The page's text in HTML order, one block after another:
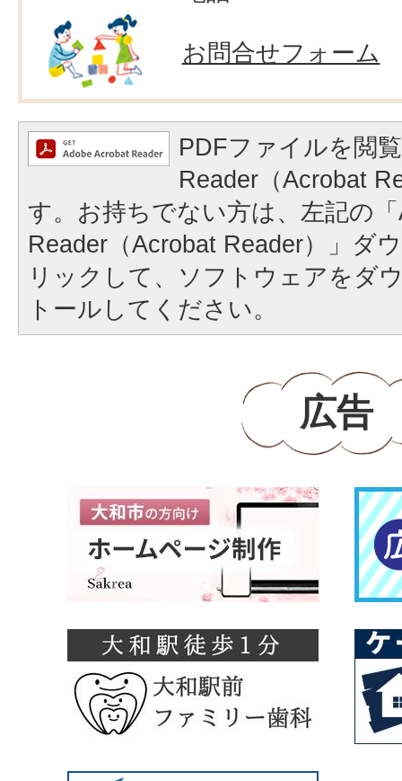
お問合せフォーム
PDFファイルを閲
Reader（Acrobat
す。お持ちでない方は、左記の
Reader（Acrobat Reader）」ダ
リックして、ソフトウェアをダ
トールしてください。
広告